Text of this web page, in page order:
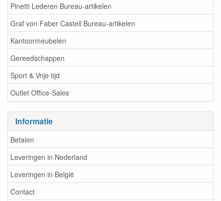
Pinetti Lederen Bureau-artikelen
Graf von Faber Castell Bureau-artikelen
Kantoormeubelen
Gereedschappen
Sport & Vrije tijd
Outlet Office-Sales
Informatie
Betalen
Leveringen in Nederland
Leveringen in België
Contact